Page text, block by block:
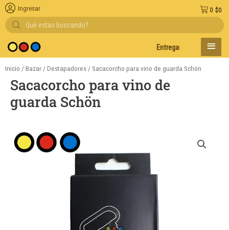
Búsqueda
de
productos
Entregas en el día en AMBA
$0
0
Ingresar
MENÚ
Inicio / Bazar / Destapadores / Sacacorcho para vino de guarda Schön
Sacacorcho para vino de
guarda Schön